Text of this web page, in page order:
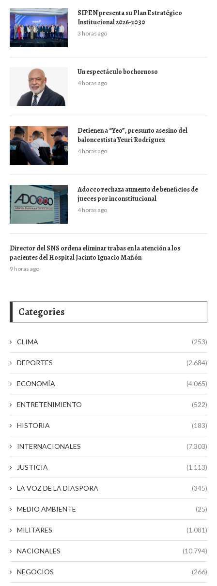
SIPEN presenta su Plan Estratégico
Institucional 2026-2030
3 horas ago
Un espectáculo bochornoso
4 horas ago
Detienen a “Yeo”, presunto asesino del
baloncestista Yeuri Rodríguez
4 horas ago
Adocco rechaza aumento de beneficios de
jueces por inconstitucional
4 horas ago
Director del SNS ordena eliminar trabas en la atención a los
pacientes del Hospital Jacinto Ignacio Mañón
9 horas ago
Categories
CLIMA (253)
DEPORTES (2.684)
ECONOMÍA (4.065)
ENTRETENIMIENTO (522)
HISTORIA (183)
INTERNACIONALES (7.303)
JUSTICIA (1.113)
LA VOZ DE LA DIASPORA (345)
MEDIO AMBIENTE (25)
MILITARES (1.081)
NACIONALES (10.794)
NEGOCIOS (266)